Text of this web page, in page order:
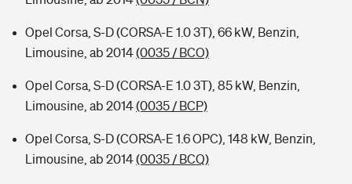
Opel Corsa, S-D (CORSA-E 1.0 3T), 66 kW, Benzin,
Limousine, ab 2014(0035 / BCO)
Opel Corsa, S-D (CORSA-E 1.0 3T), 85 kW, Benzin,
Limousine, ab 2014(0035 / BCP)
Opel Corsa, S-D (CORSA-E 1.6 OPC), 148 kW, Benzin,
Limousine, ab 2014(0035 / BCQ)